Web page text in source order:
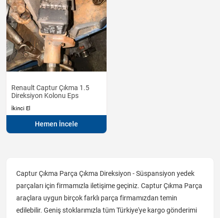
Renault Captur Çıkma 1.5
Direksiyon Kolonu Eps
İkinci El
Hemen İncele
Captur Çıkma Parça Çıkma Direksiyon - Süspansiyon yedek
parçaları için firmamızla iletişime geçiniz. Captur Çıkma Parça
araçlara uygun birçok farklı parça firmamızdan temin
edilebilir. Geniş stoklarımızla tüm Türkiye'ye kargo gönderimi